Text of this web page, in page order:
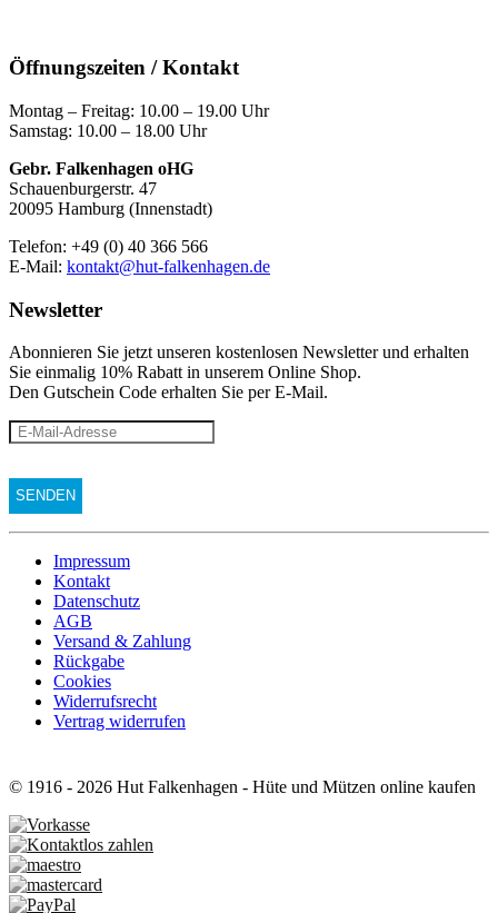
Öffnungszeiten / Kontakt
Montag – Freitag: 10.00 – 19.00 Uhr
Samstag: 10.00 – 18.00 Uhr
Gebr. Falkenhagen oHG
Schauenburgerstr. 47
20095 Hamburg (Innenstadt)
Telefon: +49 (0) 40 366 566
E-Mail: kontakt@hut-falkenhagen.de
Newsletter
Abonnieren Sie jetzt unseren kostenlosen Newsletter und erhalten
Sie einmalig 10% Rabattin unserem Online Shop.
Den Gutschein Code erhalten Sie per E-Mail.
Impressum
Kontakt
Datenschutz
AGB
Versand & Zahlung
Rückgabe
Cookies
Widerrufsrecht
Vertrag widerrufen
© 1916 - 2026 Hut Falkenhagen - Hüte und Mützen online kaufen